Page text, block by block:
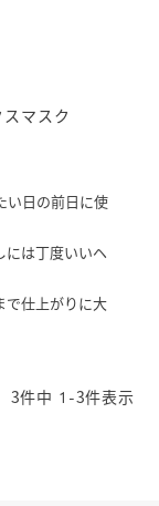
マスク
い日の前日に使
には丁度いいヘ
で仕上がりに大
3件中 1 -3件表示